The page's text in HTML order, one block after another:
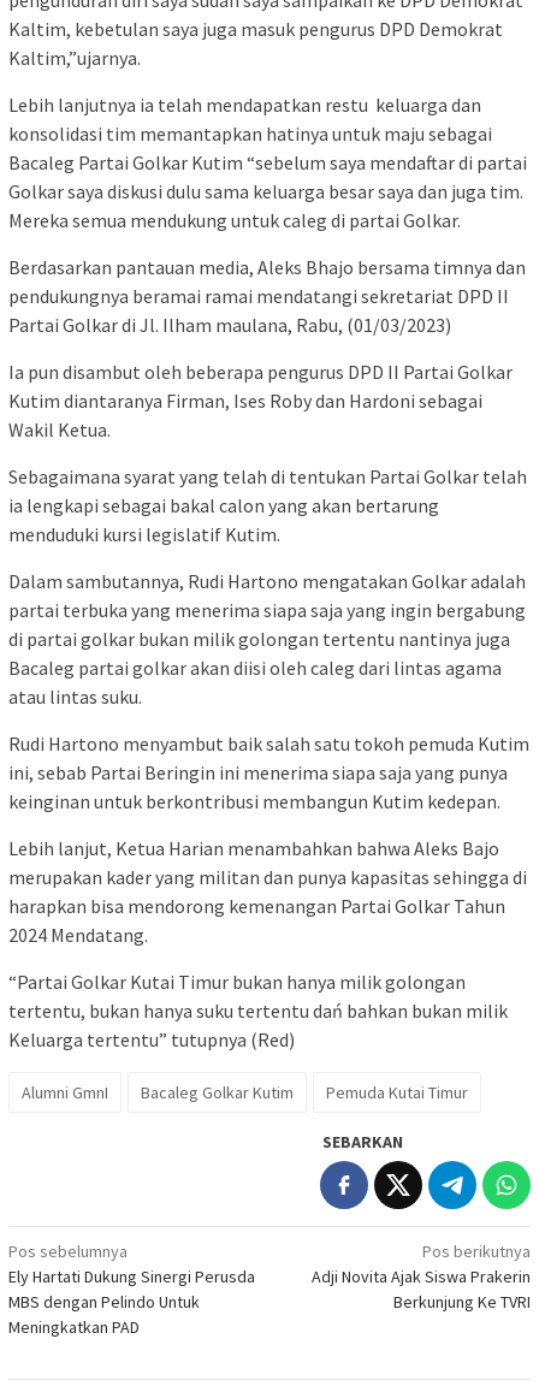
Kaltim, kebetulan saya juga masuk pengurus DPD Demokrat
Kaltim,”ujarnya.
Lebih lanjutnya ia telah mendapatkan restu keluarga dan
konsolidasi tim memantapkan hatinya untuk maju sebagai
Bacaleg Partai Golkar Kutim “sebelum saya mendaftar di partai
Golkar saya diskusi dulu sama keluarga besar saya dan juga tim.
Mereka semua mendukung untuk caleg di partai Golkar.
Berdasarkan pantauan media, Aleks Bhajo bersama timnya dan
pendukungnya beramai ramai mendatangi sekretariat DPD II
Partai Golkar di Jl. Ilham maulana, Rabu, (01/03/2023)
Ia pun disambut oleh beberapa pengurus DPD II Partai Golkar
Kutim diantaranya Firman, Ises Roby dan Hardoni sebagai
Wakil Ketua.
Sebagaimana syarat yang telah di tentukan Partai Golkar telah
ia lengkapi sebagai bakal calon yang akan bertarung
menduduki kursi legislatif Kutim.
Dalam sambutannya, Rudi Hartono mengatakan Golkar adalah
partai terbuka yang menerima siapa saja yang ingin bergabung
di partai golkar bukan milik golongan tertentu nantinya juga
Bacaleg partai golkar akan diisi oleh caleg dari lintas agama
atau lintas suku.
Rudi Hartono menyambut baik salah satu tokoh pemuda Kutim
ini, sebab Partai Beringin ini menerima siapa saja yang punya
keinginan untuk berkontribusi membangun Kutim kedepan.
Lebih lanjut, Ketua Harian menambahkan bahwa Aleks Bajo
merupakan kader yang militan dan punya kapasitas sehingga di
harapkan bisa mendorong kemenangan Partai Golkar Tahun
2024 Mendatang.
“Partai Golkar Kutai Timur bukan hanya milik golongan
tertentu, bukan hanya suku tertentu dań bahkan bukan milik
Keluarga tertentu” tutupnya (Red)
Alumni GmnI Bacaleg Golkar Kutim Pemuda Kutai Timur
SEBARKAN
Navigasi
pos
Pos sebelumnya
Ely Hartati Dukung Sinergi Perusda
MBS dengan Pelindo Untuk
Meningkatkan PAD
Pos berikutnya
Adji Novita Ajak Siswa Prakerin
Berkunjung Ke TVRI